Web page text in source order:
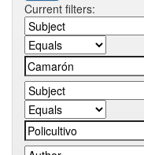
Current filters: